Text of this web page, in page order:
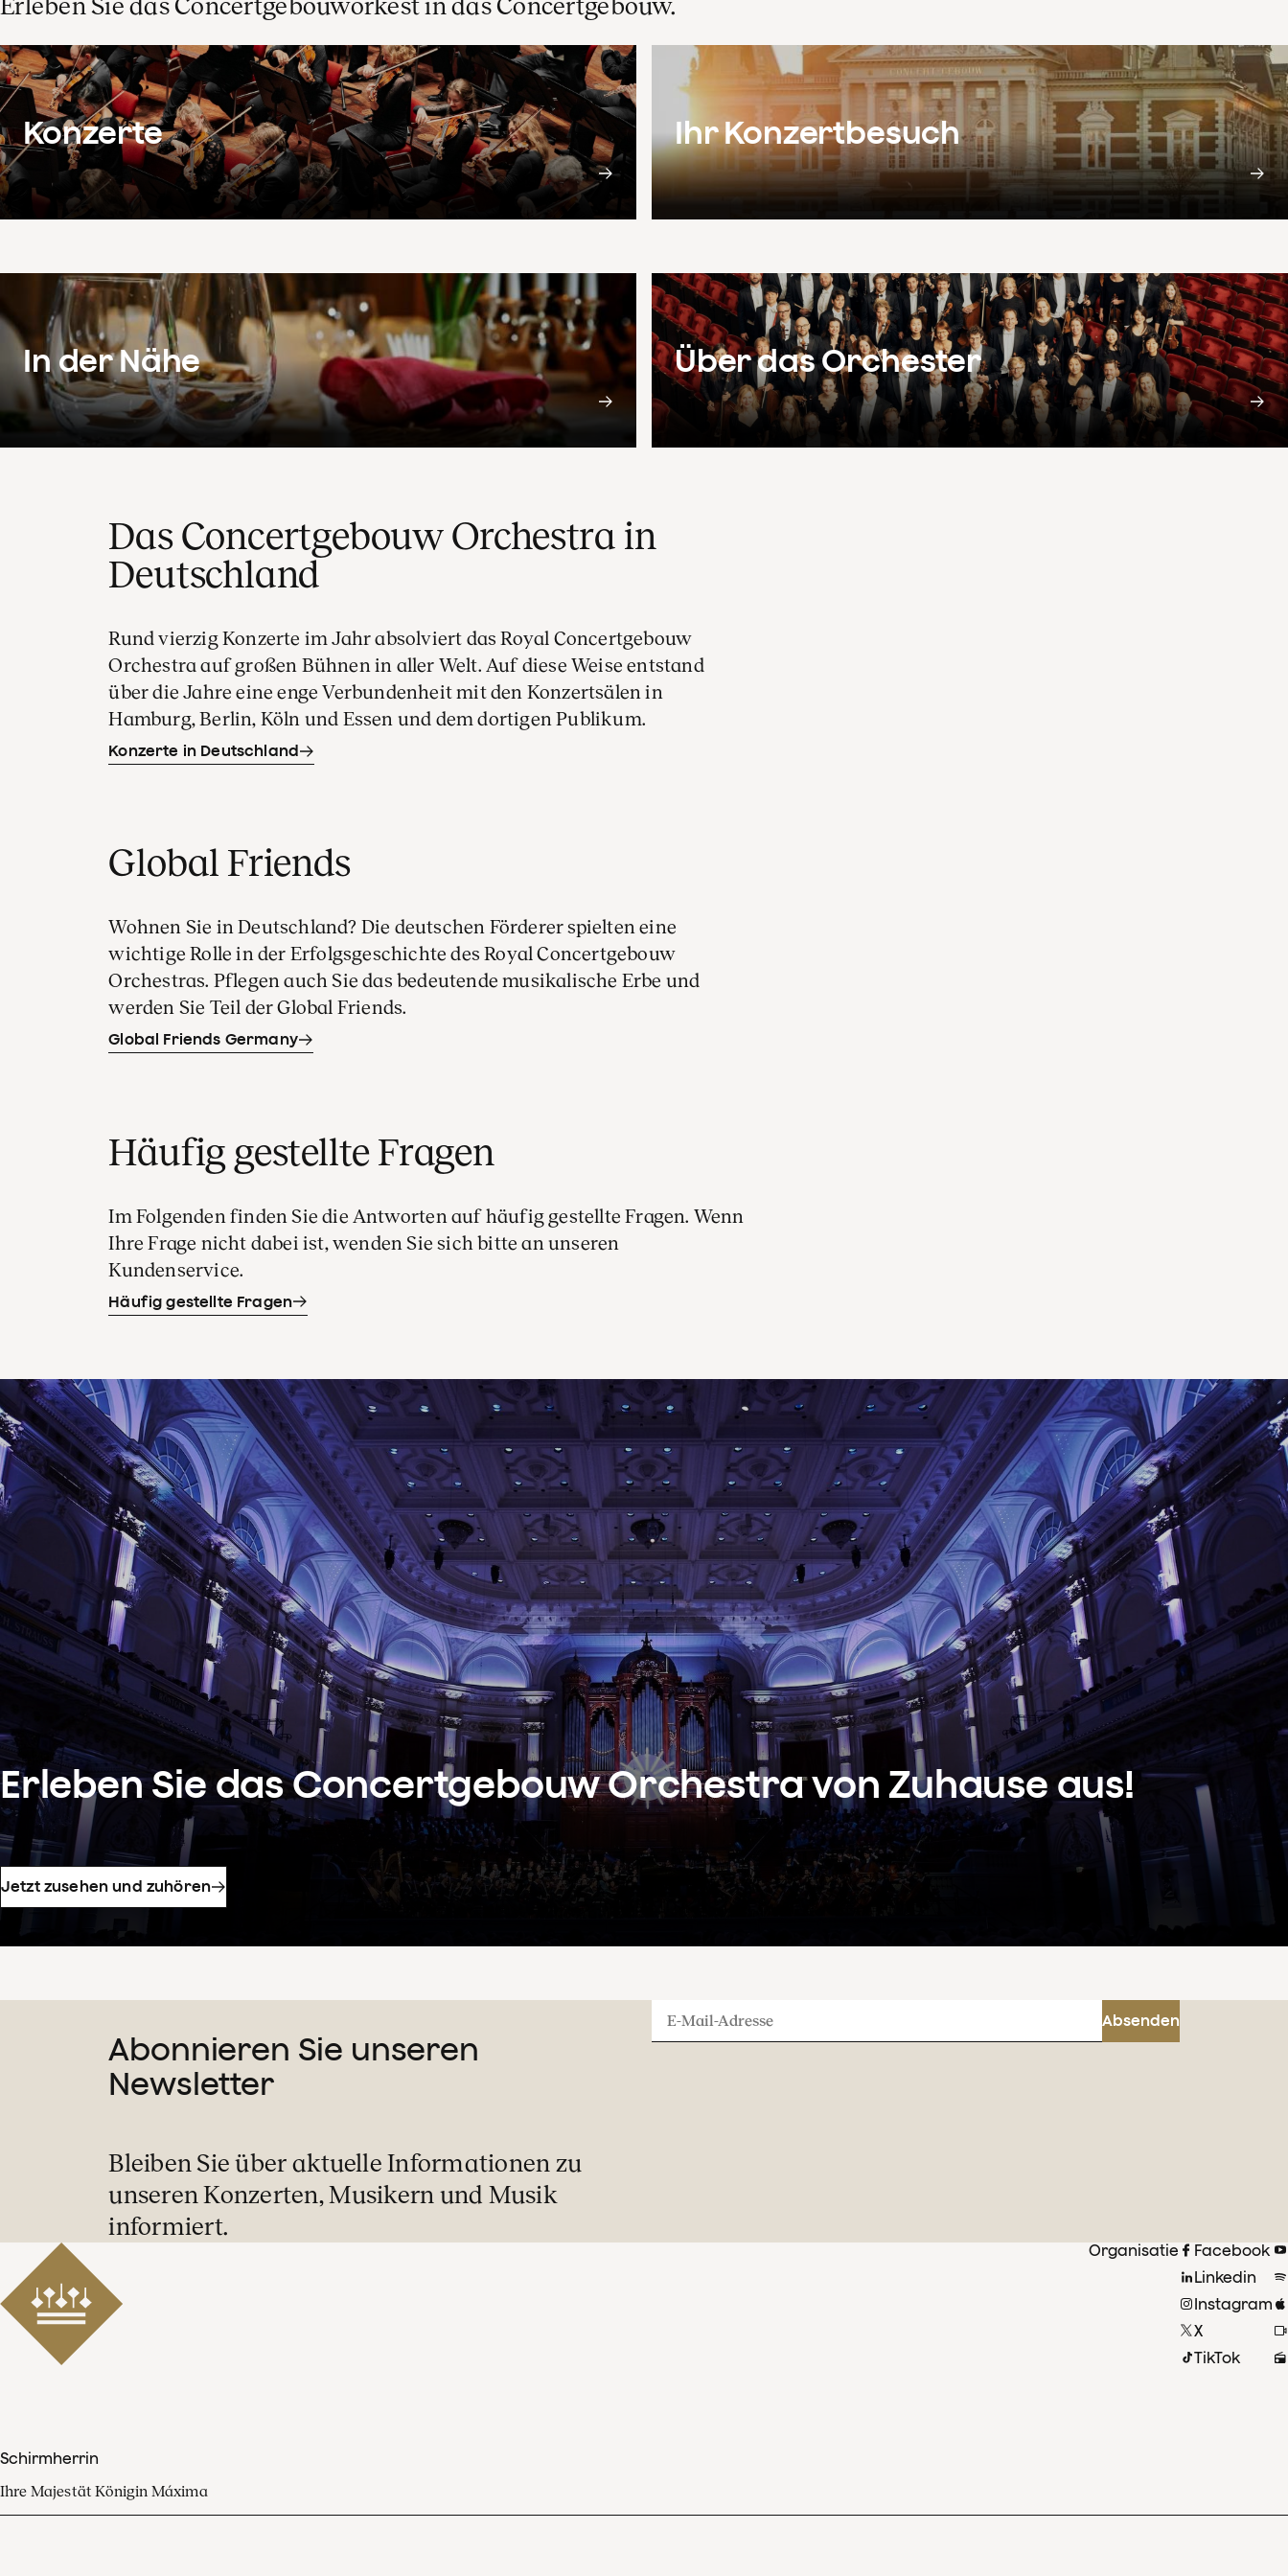
Erleben Sie das Concertgebouworkest in das Concertgebouw.
Konzerte Ihr Konzertbesuch
In der Nähe Über das Orchester
Das Concertgebouw Orchestra in
Deutschland
Rund vierzig Konzerte im Jahr absolviert das Royal Concertgebouw
Orchestra auf großen Bühnen in aller Welt. Auf diese Weise entstand
über die Jahre eine enge Verbundenheit mit den Konzertsälen in
Hamburg, Berlin, Köln und Essen und dem dortigen Publikum.
Konzerte in Deutschland
Global Friends
Wohnen Sie in Deutschland? Die deutschen Förderer spielten eine
wichtige Rolle in der Erfolgsgeschichte des Royal Concertgebouw
Orchestras. Pflegen auch Sie das bedeutende musikalische Erbe und
werden Sie Teil der Global Friends.
Global Friends Germany
Häufig gestellte Fragen
Im Folgenden finden Sie die Antworten auf häufig gestellte Fragen. Wenn
Ihre Frage nicht dabei ist, wenden Sie sich bitte an unseren
Kundenservice.
Häufig gestellte Fragen
Erleben Sie das Concertgebouw Orchestra von Zuhause aus!
Jetzt zusehen und zuhören
Abonnieren Sie unseren
Newsletter
Bleiben Sie über aktuelle Informationen zu
unseren Konzerten, Musikern und Musik
informiert.
E-
Mail-
Absenden
Schirmherrin
Ihre Majestät Königin Máxima
Organisatie
Facebook
Linkedin
Instagram
X
TikTok